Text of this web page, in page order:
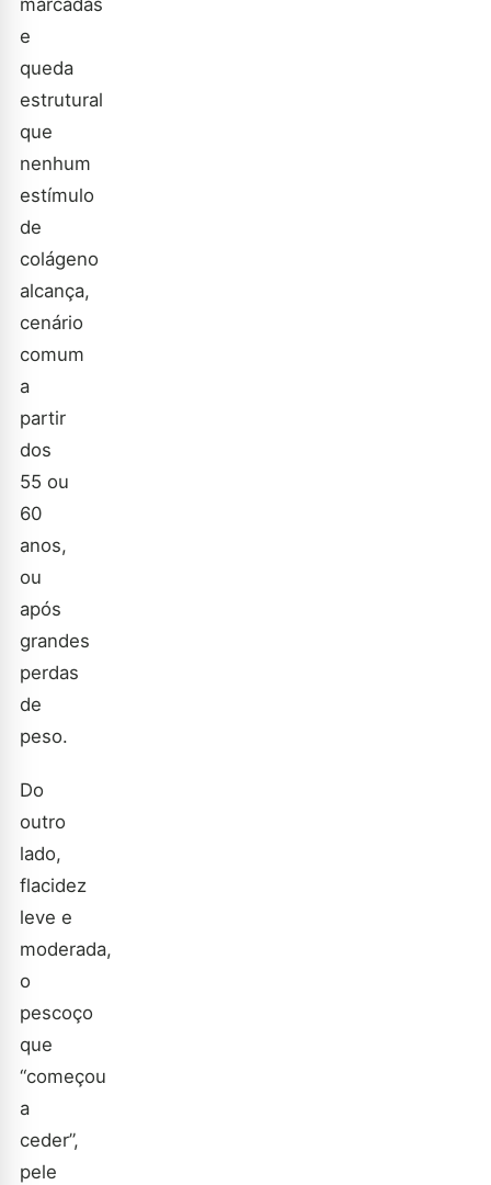
e
queda
estrutural
que
nenhum
estímulo
de
colágeno
alcança,
cenário
comum
a
partir
dos
55 ou
60
anos,
ou
após
grandes
perdas
de
peso.
Do
outro
lado,
flacidez
leve e
moderada,
o
pescoço
que
“começou
a
ceder”,
pele